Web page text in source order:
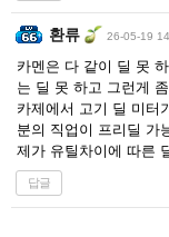
환류 26-05-19
카멘은 다 같이 딜 못
는 딜 못 하고 그런게
카제에서 고기 딜 미터
분의 직업이 프리딜 가
제가 유틸차이에 따른
답글